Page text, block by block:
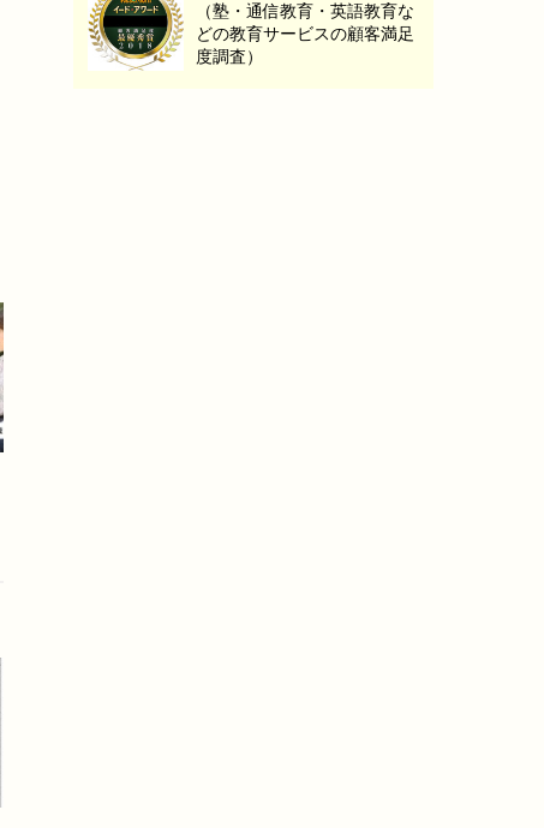
（塾・通信教育・英語教育な
どの教育サービスの顧客満足
度調査）